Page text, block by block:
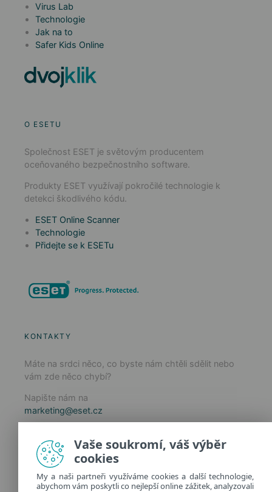
Virus Lab
Technologie
Jak na to
Safer Kids Online
O ESETU
Společnost ESET je světovým producentem
oceňovaného bezpečnostního software.
Produkty ESET využívají pokročilé technologie k
detekci škodlivého kódu.
ESET Online Scanner
Technologie
Přidejte se k ESETu
KONTAKTY
Máte na srdci něco, co byste nám chtěli sdělit nebo
vám zde něco chybí?
Napište nám na
marketing@eset.cz
Zásady ochrany osobních údajů
Spravovat cookies
Provozuje:
Vaše soukromí, váš výběr
cookies
My a naši partneři využíváme cookies a další technologie,
abychom vám poskytli co nejlepší online zážitek, analyzovali